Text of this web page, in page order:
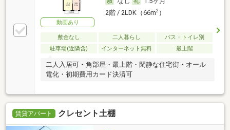
動画あり
2階 / 2LDK（66m2）
敷金なし 二人暮らし
バス・トイレ別
駐車場(近隣含)
インターネット無料 最上階
二人入居可・角部屋・最上階・閑静な住宅街・オール
電化・初期費用カード決済可
賃貸アパート クレセント土棚